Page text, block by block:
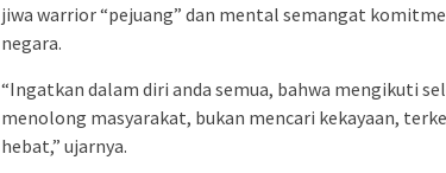
jiwa warrior “pejuang” dan mental semangat
negara.
“Ingatkan dalam diri anda semua, bahwa mengikuti
menolong masyarakat, bukan mencari kekayaan,
hebat,” ujarnya.